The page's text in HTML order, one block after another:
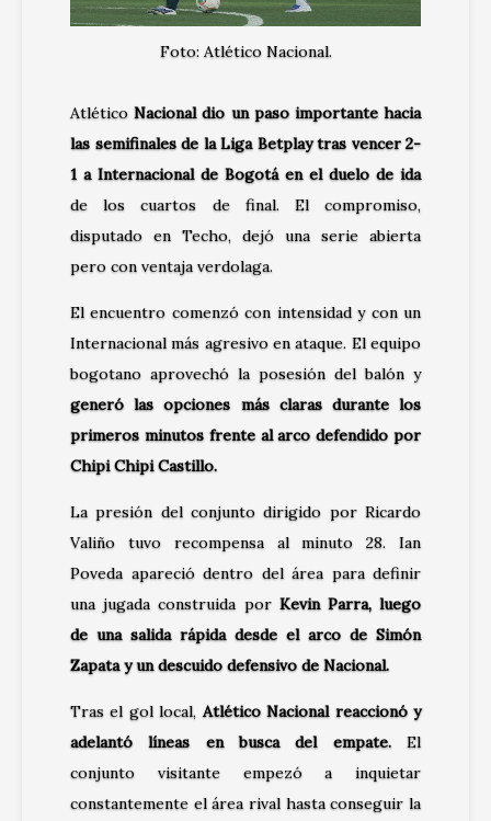
Foto: Atlético Nacional.
AtléticoNacionaldio un paso importante hacia
las semifinales de la Liga Betplay tras vencer 2-
1 a Internacional de Bogotáen el duelo de ida
de los cuartos de final. El compromiso,
disputado en Techo, dejó una serie abierta
pero con ventaja verdolaga.
El encuentro comenzó con intensidad y con un
Internacional más agresivo en ataque. El equipo
bogotano aprovechó la posesión del balón y
generó las opciones más claras durante los
primeros minutos frente al arco defendido por
Chipi Chipi Castillo.
La presión del conjunto dirigido por Ricardo
Valiño tuvo recompensa al minuto 28. Ian
Poveda apareció dentro del área para definir
una jugada construida por Kevin Parra, luego
de una salida rápida desde el arco de Simón
Zapata y un descuido defensivo de Nacional.
Tras el gol local,Atlético Nacional reaccionó y
adelantó líneas en busca del empate.El
conjunto visitante empezó a inquietar
constantemente el área rival hasta conseguir la